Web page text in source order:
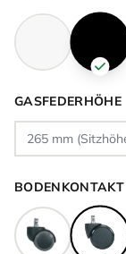
GASFEDERHÖHE
BODENKONTAKT